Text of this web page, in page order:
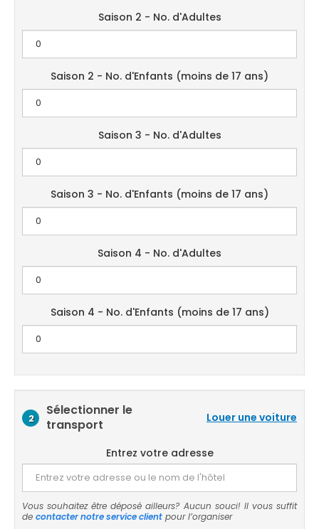
Saison 2 - No. d'Adultes
Saison 2 - No. d'Enfants (moins de 17 ans)
Saison 3 - No. d'Adultes
Saison 3 - No. d'Enfants (moins de 17 ans)
Saison 4 - No. d'Adultes
Saison 4 - No. d'Enfants (moins de 17 ans)
2
Sélectionner le
transport
Louer une voiture
Entrez votre adresse
Vous souhaitez être déposé ailleurs? Aucun souci! Il vous suffit
de contacter notre service client pour l’organiser